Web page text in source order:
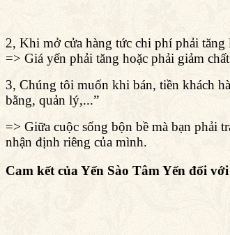
2, Khi mở cửa hàng tức chi phí phải tăng
=> Giá yến phải tăng hoặc phải giảm
3, Chúng tôi muốn khi bán, tiền khách
bằng, quản lý,...”
=> Giữa cuộc sống bộn bề mà bạn phải
nhận định riêng của mình.
Cam kết của Yến Sào Tâm Yến đối